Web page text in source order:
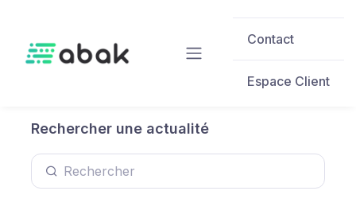
Contact
Espace Client
Rechercher une actualité